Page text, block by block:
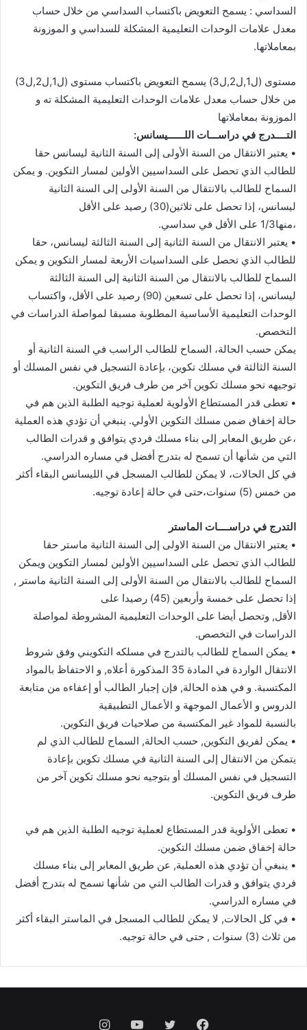
السداسي : يسمح التعويض باكتساب السداسي من خلال حساب
معدل علامات الوحدات التعليمية المشكلة للسداسي و الموزونة
بمعاملاتها.
مستوى (ل1,ل2,ل3) يسمح التعويض باكتساب مستوى (ل1,ل2,ل3)
من خلال حساب معدل علامات الوحدات التعليمية المشكلة ته و
الموزونة بمعاملاتها
التــــدرج في دراســـات اللــــــيسانس:
• يعتبر الانتقال من السنة الأولى إلى السنة الثانية ليسانس حقا
للطالب الذي تحصل على السداسيين الأولين لمسار التكوين. و يمكن
السماح للطالب بالانتقال من السنة الأولى إلى السنة الثانية
ليسانس، إذا تحصل على ثلاثين(30) رصيد على الأقل
،منها1/3 على الأقل في سداسي.
• يعتبر الانتقال من السنة الثانية إلى السنة الثالثة ليسانس، حقا
للطالب الذي تحصل على السداسيات الأربعة لمسار التكوين و يمكن
السماح للطالب بالانتقال من السنة الثانية إلى السنة الثالثة
ليسانس، إذا تحصل على تسعين (90) رصيد على الأقل، واكتساب
الوحدات التعليمية الأساسية المطلوبة مسبقا لمواصلة الدراسات في
التخصص.
يمكن حسب الحالة، السماح للطالب الراسب في السنة الثانية أو
السنة الثالثة في مسلك تكوين، بإعادة التسجيل في نفس المسلك أو
توجيهه نحو مسلك تكوين آخر من طرف فريق التكوين.
• تعطى قدر المستطاع الأولوية لعملية توجيه الطلبة الذين هم في
حالة إخفاق ضمن مسلك التكوين الأولي. ينبغي أن تؤدي هذه العملية
،عن طريق المعابر إلى بناء مسلك فردي يتوافق و قدرات الطالب
التي من شأنها أن تسمح له بتدرج أفضل في مساره الدراسي.
في كل الحالات، لا يمكن للطالب المسجل في الليسانس البقاء أكثر
من خمس (5) سنوات،حتى في حالة إعادة توجيه.
التدرج في دراســــات الماستر
• يعتبر الانتقال من السنة الاولى إلى السنة الثانية ماستر حقا
للطالب الذي تحصل على السداسيين الأولين لمسار التكوين ويمكن
السماح للطالب بالانتقال من السنة الأولى إلى السنة الثانية ماستر ,
إذا تحصل على خمسة وأربعين (45) رصيدا على
الأقل, وتحصل أيضا على الوحدات التعليمية المشروطة لمواصلة
الدراسات في التخصص.
• يمكن السماح للطالب بالتدرج في مسلكه التكويني وفق شروط
الانتقال الواردة في المادة 35 المذكورة أعلاه, و الاحتفاظ بالمواد
المكتسبة. و في هذه الحالة, فإن إجبار الطالب أو إعفاءه من متابعة
الدروس و الأعمال الموجهة و الأعمال التطبيقية
بالنسبة للمواد غير المكتسبة من صلاحيات فريق التكوين.
• يمكن لفريق التكوين, حسب الحالة, السماح للطالب الذي لم
يتمكن من الانتقال إلى السنة الثانية في مسلك تكوين بإعادة
التسجيل في نفس المسلك أو بتوجيه نحو مسلك تكوين آخر من
طرف فريق التكوين.
• تعطى الأولوية قدر المستطاع لعملية توجيه الطلبة الذين هم في
حالة إخفاق ضمن مسلك التكوين.
• ينبغي أن تؤدي هذه العملية, عن طريق المعابر إلى بناء مسلك
فردي يتوافق و قدرات الطالب التي من شأنها تسمح له بتدرج أفضل
في مساره الدراسي.
• في كل الحالات, لا يمكن للطالب المسجل في الماستر البقاء أكثر
من ثلاث (3) سنوات , حتى في حالة توجيه.
فيسبوك تويتر يوتيوبانستقرام